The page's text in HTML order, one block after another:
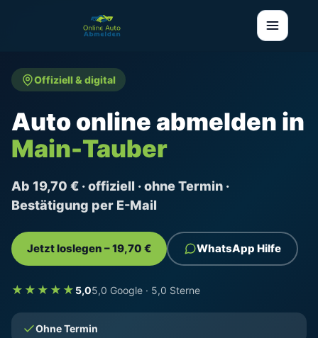
Offiziell & digital
Auto online abmelden in
Main-Tauber
Ab 19,70 € · offiziell · ohne Termin ·
Bestätigung per E-Mail
Jetzt loslegen – 19,70 € WhatsApp Hilfe
★★★★★ 5,05,0 Google · 5,0 Sterne
Ohne Termin